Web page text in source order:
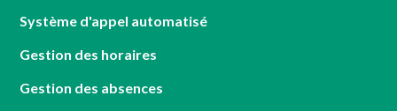
Système d'appel automatisé
Gestion des horaires
Gestion des absences